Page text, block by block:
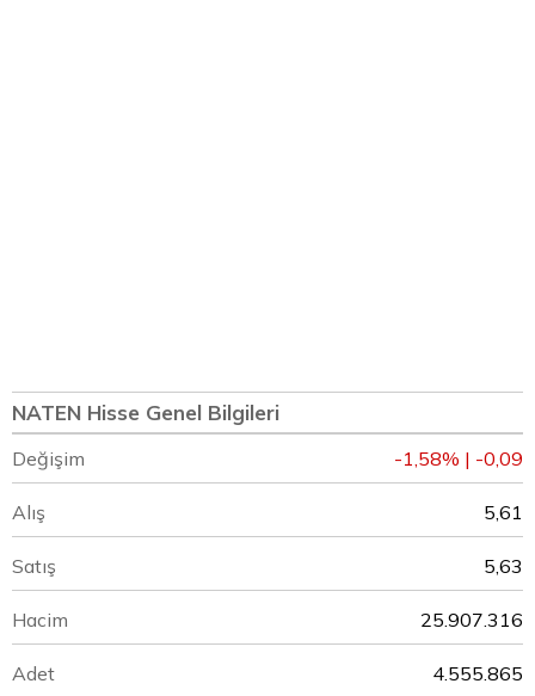
NATEN Hisse Genel Bilgileri
Değişim -1,58% | -0,09
Alış 5,61
Satış 5,63
Hacim 25.907.316
Adet 4.555.865